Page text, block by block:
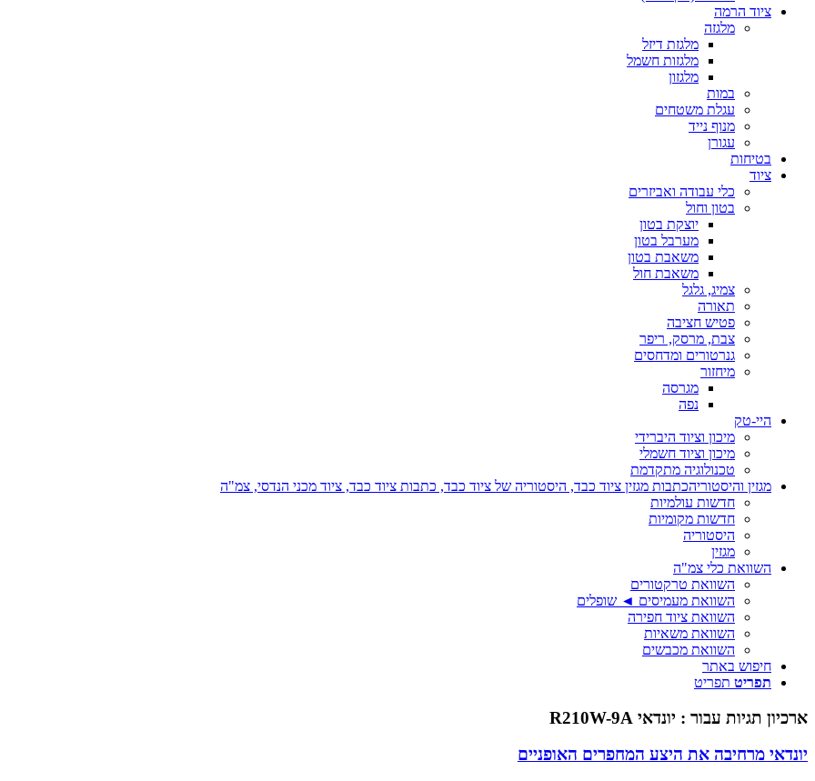
ציוד הרמה
מלגזה
מלגזת דיזל
מלגזות חשמל
מלגזון
במות
עגלת משטחים
מנוף נייד
עגורן
בטיחות
ציוד
כלי עבודה ואביזרים
בטון וחול
יוצקת בטון
מערבל בטון
משאבת בטון
משאבת חול
צמיג, גלגל
תאורה
פטיש חציבה
צבת, מרסק, ריפר
גנרטורים ומדחסים
מיחזור
מגרסה
נפה
היי-טק
מיכון וציוד היברידי
מיכון וציוד חשמלי
טכנולוגיה מתקדמת
מגזין והיסטוריהכתבות מגזין ציוד כבד, היסטוריה של ציוד כבד, כתבות ציוד כבד, ציוד מכני הנדסי, צמ"ה
חדשות עולמיות
חדשות מקומיות
היסטוריה
מגזין
השוואת כלי צמ"ה
השוואת טרקטורים
השוואת מעמיסים ◄ שופלים
השוואת ציוד חפירה
השוואת משאיות
השוואת מכבשים
חיפוש באתר
תפריט תפריט
ארכיון תגיות עבור : יונדאי R210W-9A
יונדאי מרחיבה את היצע המחפרים האופניים